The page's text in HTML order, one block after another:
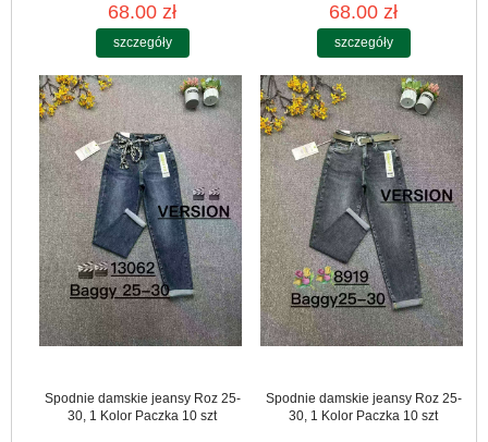
68.00 zł
szczegóły
68.00 zł
szczegóły
Spodnie damskie jeansy Roz 25-
30, 1 Kolor Paczka 10 szt
Spodnie damskie jeansy Roz 25-
30, 1 Kolor Paczka 10 szt